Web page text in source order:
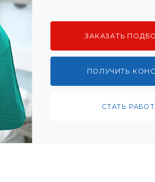
ЗАКАЗАТЬ
ПОЛУЧИТЬ
СТАТЬ